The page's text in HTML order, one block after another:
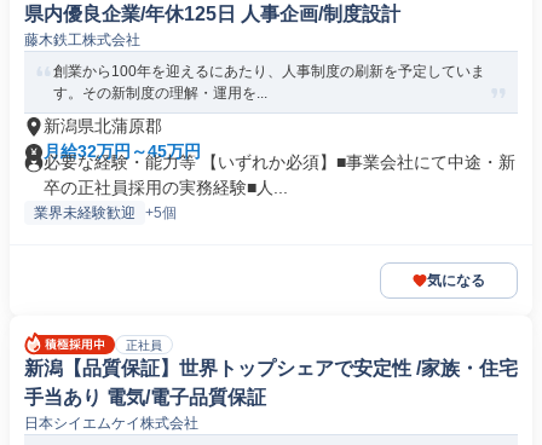
県内優良企業/年休125日 人事企画/制度設計
藤木鉄工株式会社
創業から100年を迎えるにあたり、人事制度の刷新を予定していま
す。その新制度の理解・運用を...
新潟県北蒲原郡
月給32万円～45万円
必要な経験・能力等 【いずれか必須】■事業会社にて中途・新
卒の正社員採用の実務経験■人...
業界未経験歓迎 +5個
気になる
正社員
新潟【品質保証】世界トップシェアで安定性 /家族・住宅
手当あり 電気/電子品質保証
日本シイエムケイ株式会社